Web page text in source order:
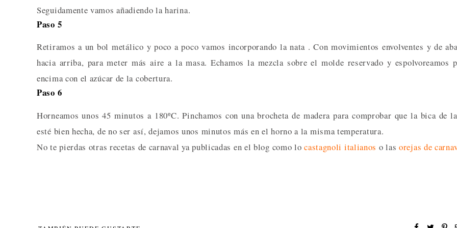
Seguidamente vamos añadiendo la harina.
Paso 5
Retiramos a un bol metálico y poco a poco vamos incorporando la nata . Con movimientos envolventes y de
hacia arriba, para meter más aire a la masa. Echamos la mezcla sobre el molde reservado y espolvoreamos
encima con el azúcar de la cobertura.
Paso 6
Horneamos unos 45 minutos a 180ºC. Pinchamos con una brocheta de madera para comprobar que la bica de
esté bien hecha, de no ser así, dejamos unos minutos más en el horno a la misma temperatura.
No te pierdas otras recetas de carnaval ya publicadas en el blog como locastagnoli italianos o lasorejas de